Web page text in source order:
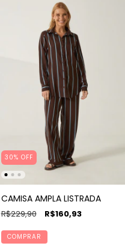
30% OFF
CAMISA AMPLA LISTRADA
R$229,90 R$160,93
COMPRAR